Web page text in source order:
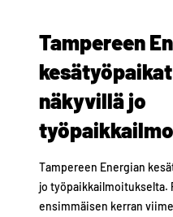
Tampereen
näkyvillä jo
Tampereen Energian
jo
ensimmäisen kerran